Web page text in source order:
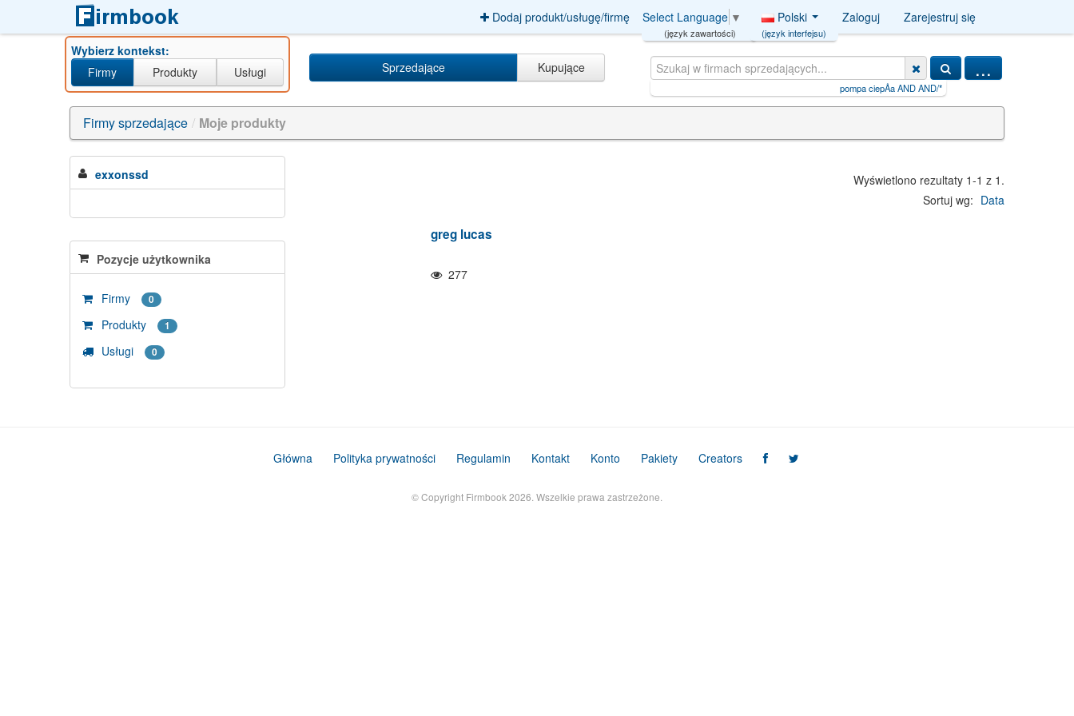
Dodaj produkt/usługę/firmę Select Language ▼
(język zawartości)
Polski
(język interfejsu)
Zaloguj Zarejestruj się
Wybierz kontekst:
Firmy
Produkty Usługi Sprzedające Kupujące ...
pompa ciepÅa AND AND/**/5769=CT
Firmy sprzedające / Moje produkty
exxonssd
Pozycje użytkownika
Firmy 0
Produkty 1
Usługi 0
Wyświetlono rezultaty 1-1 z 1.
Sortuj wg: Data
greg lucas
277
Główna Polityka prywatności Regulamin Kontakt Konto Pakiety Creators
© Copyright Firmbook 2026. Wszelkie prawa zastrzeżone.